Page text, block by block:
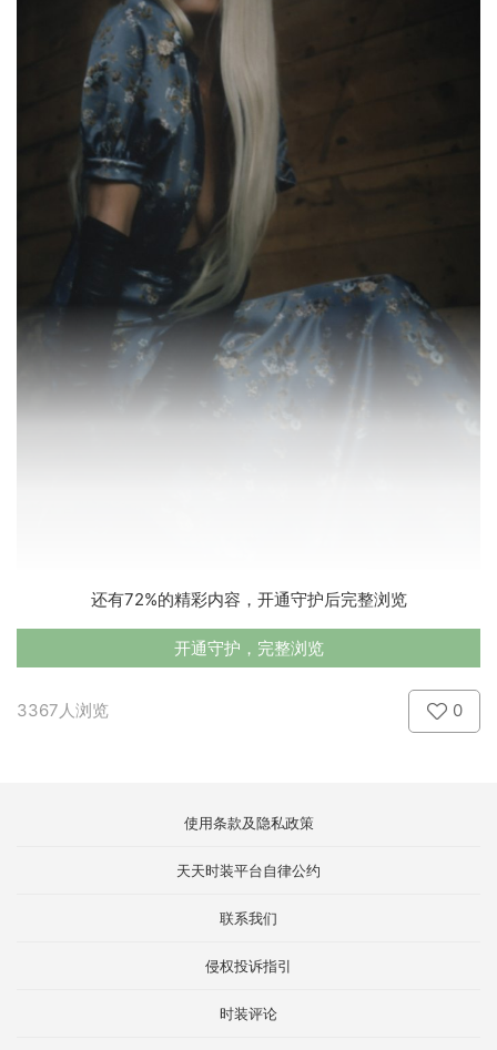
还有72%的精彩内容，开通守护后完整浏览
开通守护，完整浏览
3367人浏览 0
使用条款及隐私政策
天天时装平台自律公约
联系我们
侵权投诉指引
时装评论